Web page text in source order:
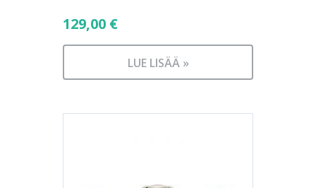
129,00 €
LUE LISÄÄ »